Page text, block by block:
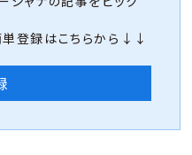
単登録はこちらから↓↓